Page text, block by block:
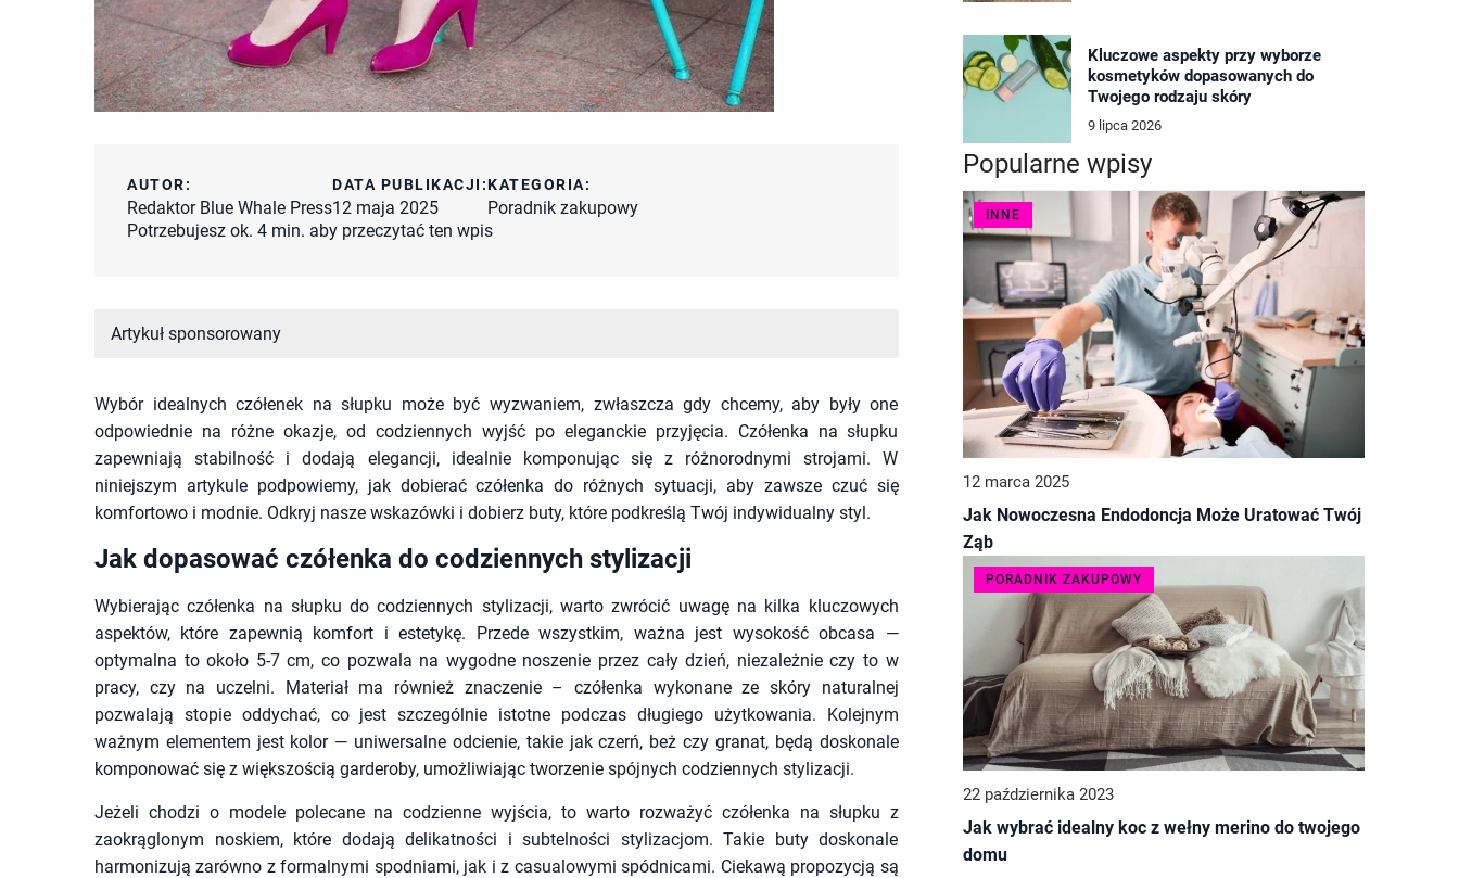
AUTOR:
Redaktor Blue Whale Press
DATA PUBLIKACJI:
12 maja 2025
KATEGORIA:
Poradnik zakupowy
Potrzebujesz ok. 4 min. aby przeczytać ten wpis
Artykuł sponsorowany
Wybór idealnych czółenek na słupku może być wyzwaniem, zwłaszcza gdy chcemy, aby były one
odpowiednie na różne okazje, od codziennych wyjść po eleganckie przyjęcia. Czółenka na słupku
zapewniają stabilność i dodają elegancji, idealnie komponując się z różnorodnymi strojami. W
niniejszym artykule podpowiemy, jak dobierać czółenka do różnych sytuacji, aby zawsze czuć się
komfortowo i modnie. Odkryj nasze wskazówki i dobierz buty, które podkreślą Twój indywidualny styl.
Jak dopasować czółenka do codziennych stylizacji
Wybierając czółenka na słupku do codziennych stylizacji, warto zwrócić uwagę na kilka kluczowych
aspektów, które zapewnią komfort i estetykę. Przede wszystkim, ważna jest wysokość obcasa —
optymalna to około 5-7 cm, co pozwala na wygodne noszenie przez cały dzień, niezależnie czy to w
pracy, czy na uczelni. Materiał ma również znaczenie – czółenka wykonane ze skóry naturalnej
pozwalają stopie oddychać, co jest szczególnie istotne podczas długiego użytkowania. Kolejnym
ważnym elementem jest kolor — uniwersalne odcienie, takie jak czerń, beż czy granat, będą doskonale
komponować się z większością garderoby, umożliwiając tworzenie spójnych codziennych stylizacji.
Jeżeli chodzi o modele polecane na codzienne wyjścia, to warto rozważyć czółenka na słupku z
zaokrąglonym noskiem, które dodają delikatności i subtelności stylizacjom. Takie buty doskonale
harmonizują zarówno z formalnymi spodniami, jak i z casualowymi spódnicami. Ciekawą propozycją są
Kluczowe aspekty przy wyborze
kosmetyków dopasowanych do
Twojego rodzaju skóry
9 lipca 2026
Popularne wpisy
INNE
12 marca 2025
Jak Nowoczesna Endodoncja Może Uratować Twój
Ząb
PORADNIK ZAKUPOWY
22 października 2023
Jak wybrać idealny koc z wełny merino do twojego
domu